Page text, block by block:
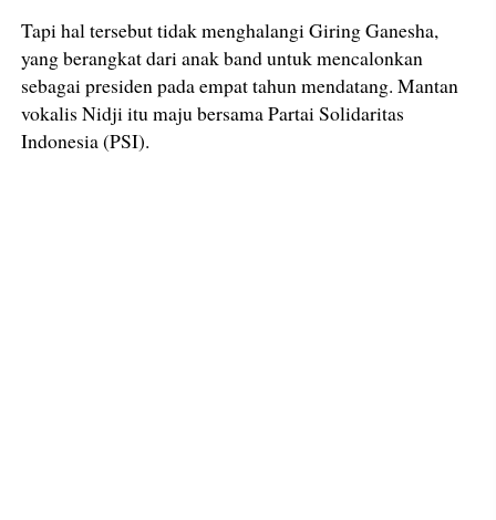
Tapi hal tersebut tidak menghalangi Giring Ganesha,
yang berangkat dari anak band untuk mencalonkan
sebagai presiden pada empat tahun mendatang. Mantan
vokalis Nidji itu maju bersama Partai Solidaritas
Indonesia (PSI).